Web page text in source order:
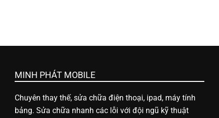
MINH PHÁT MOBILE
Chuyên thay thế, sửa chữa điện thoại, ipad, máy tính
bảng. Sửa chữa nhanh các lỗi với đội ngũ kỹ thuật